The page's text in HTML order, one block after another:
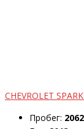
CHEVROLET
Пробег: